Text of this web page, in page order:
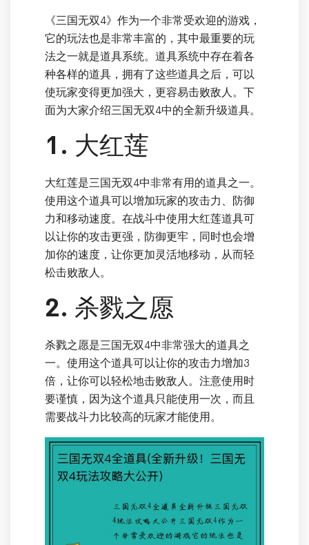
《三国无双4》作为一个非常受欢迎的游戏，
它的玩法也是非常丰富的，其中最重要的玩
法之一就是道具系统。道具系统中存在着各
种各样的道具，拥有了这些道具之后，可以
使玩家变得更加强大，更容易击败敌人。下
面为大家介绍三国无双4中的全新升级道具。
1. 大红莲
大红莲是三国无双4中非常有用的道具之一。
使用这个道具可以增加玩家的攻击力、防御
力和移动速度。在战斗中使用大红莲道具可
以让你的攻击更强，防御更牢，同时也会增
加你的速度，让你更加灵活地移动，从而轻
松击败敌人。
2. 杀戮之愿
杀戮之愿是三国无双4中非常强大的道具之
一。使用这个道具可以让你的攻击力增加3
倍，让你可以轻松地击败敌人。注意使用时
要谨慎，因为这个道具只能使用一次，而且
需要战斗力比较高的玩家才能使用。